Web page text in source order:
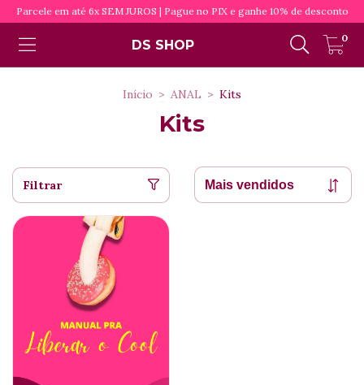
Parcele em até 6x SEM JUROS | Pague no PIX e ganhe 10% de desconto
DS SHOP 0
Início > ANAL > Kits
Kits
Filtrar